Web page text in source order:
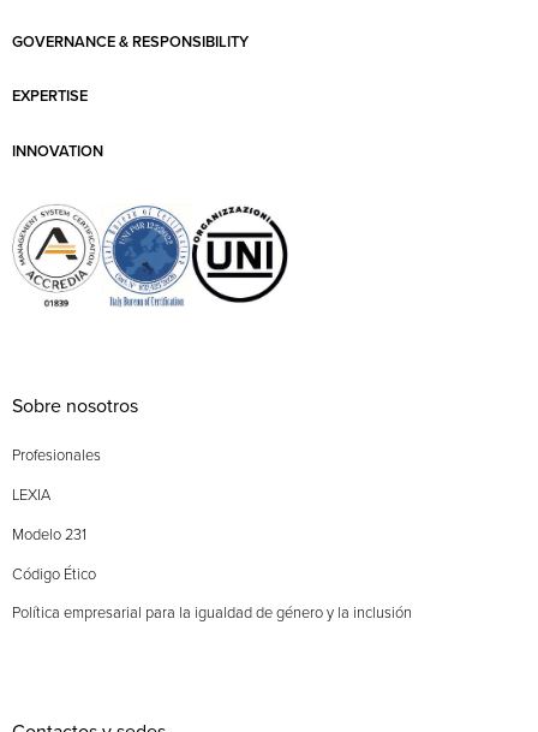
GOVERNANCE & RESPONSIBILITY
EXPERTISE
INNOVATION
Sobre nosotros
Profesionales
LEXIA
Modelo 231
Código Ético
Política empresarial para la igualdad de género y la inclusión